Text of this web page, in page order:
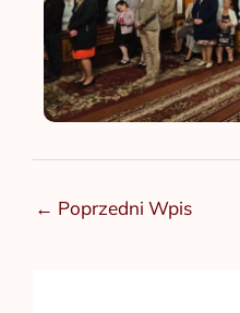
← Poprzedni Wpis